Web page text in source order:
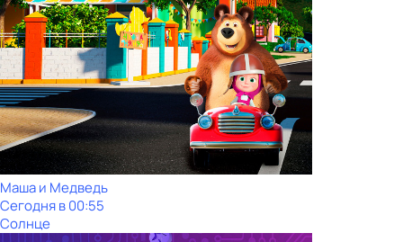
Маша и Медведь
Сегодня в 00:55
Солнце